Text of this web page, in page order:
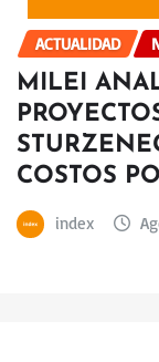
ACTUALIDAD
MILEI
COSTOS
index